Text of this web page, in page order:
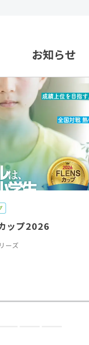
お知らせ
ップ2026
ーズ